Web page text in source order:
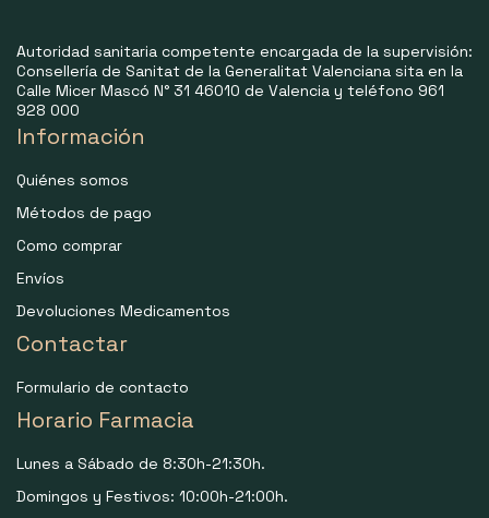
Autoridad sanitaria competente encargada de la supervisión:
Consellería de Sanitat de la Generalitat Valenciana sita en la
Calle Micer Mascó N° 31 46010 de Valencia y teléfono 961
928 000
Información
Quiénes somos
Métodos de pago
Como comprar
Envíos
Devoluciones Medicamentos
Contactar
Formulario de contacto
Horario Farmacia
Lunes a Sábado de 8:30h-21:30h.
Domingos y Festivos: 10:00h-21:00h.